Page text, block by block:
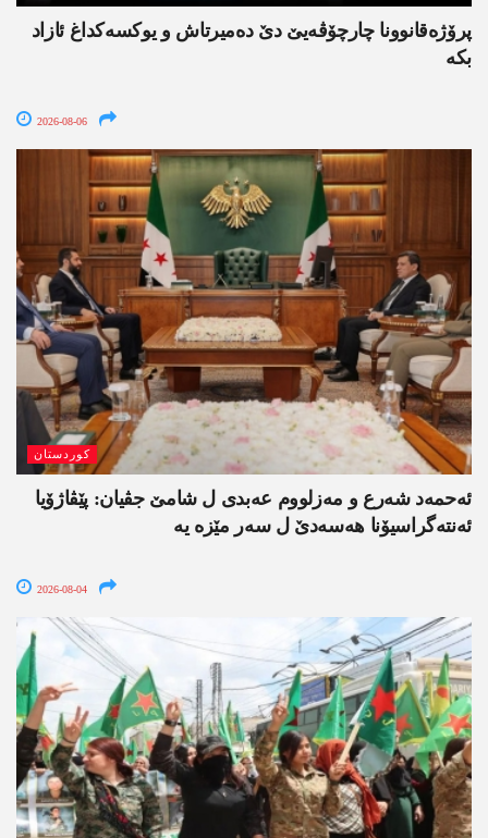
پرۆژەقانوونا چارچۆڤەیێ دێ دەمیرتاش و یوکسەکداغ ئازاد
بکە
2026-08-06
کوردستان
ئەحمەد شەرع و مەزلووم عەبدی ل شامێ جڤیان: پێڤاژۆیا
ئەنتەگراسیۆنا ھەسەدێ ل سەر مێزە یە
2026-08-04